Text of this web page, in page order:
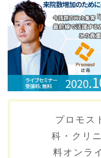
プロモス
科・クリ
料オンラ